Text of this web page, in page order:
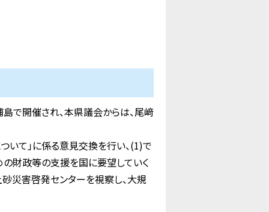
で開催され、本県議会からは、尾﨑
いて」に係る意見交換を行い、(1)で
財政等の支援を国に要望していく
災害啓発センターを視察し、大規